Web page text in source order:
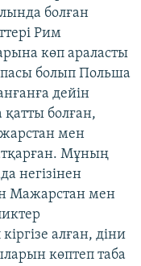
болған
Рим
көп араласты
болып Польша
дейін
болған,
мен
Мұның
негізінен
Мажарстан мен
алған, діни
көптеп таба